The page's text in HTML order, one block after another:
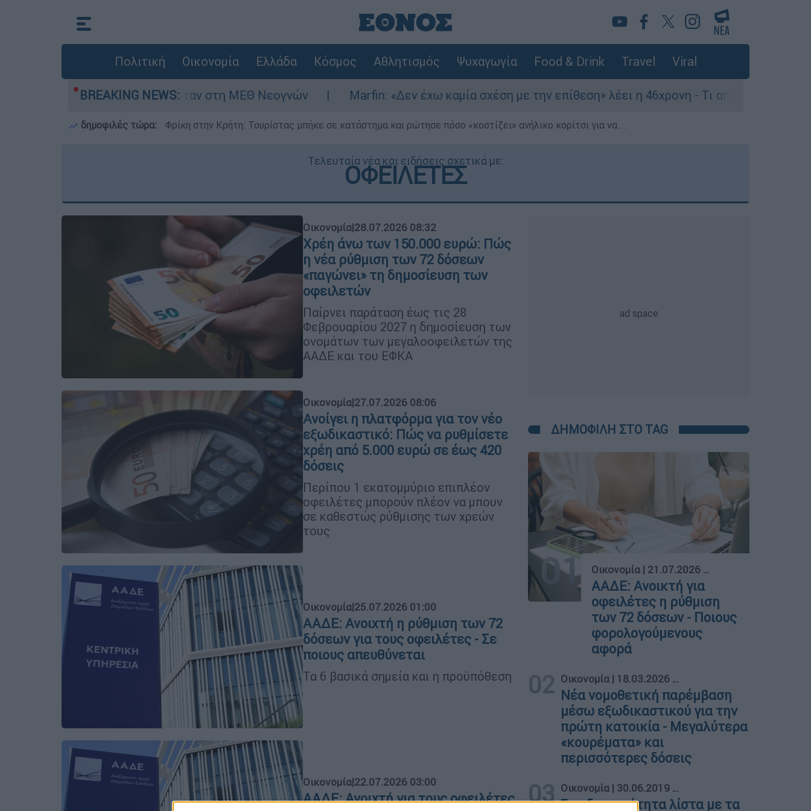
Πολιτική Οικονομία Ελλάδα Κόσμος Αθλητισμός Ψυχαγωγία Food & Drink Travel Viral
BREAKING NEWS:
- Νοσηλευόταν στη ΜΕΘ Νεογνών Marfin: «Δεν έχω καμία σχέση με την επίθεση» λέει η 46χρονη - Τι αποκάλυψε στους
δημοφιλές τώρα: Φρίκη στην Κρήτη: Τουρίστας μπήκε σε κατάστημα και ρώτησε πόσο «κοστίζει» ανήλικο κορίτσι για να...
Τελευταία νέα και ειδήσεις σχετικά με:
ΟΦΕΙΛΕΤΕΣ
Οικονομία|28.07.2026 08:32
Χρέη άνω των 150.000 ευρώ: Πώς
η νέα ρύθμιση των 72 δόσεων
«παγώνει» τη δημοσίευση των
οφειλετών
Παίρνει παράταση έως τις 28
Φεβρουαρίου 2027 η δημοσίευση των
ονομάτων των μεγαλοοφειλετών της
ΑΑΔΕ και του ΕΦΚΑ
Οικονομία|27.07.2026 08:06
Ανοίγει η πλατφόρμα για τον νέο
εξωδικαστικό: Πώς να ρυθμίσετε
χρέη από 5.000 ευρώ σε έως 420
δόσεις
Περίπου 1 εκατομμύριο επιπλέον
οφειλέτες μπορούν πλέον να μπουν
σε καθεστώς ρύθμισης των χρεών
τους
Οικονομία|25.07.2026 01:00
ΑΑΔΕ: Ανοιχτή η ρύθμιση των 72
δόσεων για τους οφειλέτες - Σε
ποιους απευθύνεται
Τα 6 βασικά σημεία και η προϋπόθεση
Οικονομία|22.07.2026 03:00
ΑΑΔΕ: Ανοιχτή για τους οφειλέτες
ΔΗΜΟΦΙΛΗ ΣΤΟ TAG
01 Οικονομία | 21.07.2026 04:00
ΑΑΔΕ: Ανοικτή για
οφειλέτες η ρύθμιση
των 72 δόσεων - Ποιους
φορολογούμενους
αφορά
02 Οικονομία | 18.03.2026 19:52
Νέα νομοθετική παρέμβαση
μέσω εξωδικαστικού για την
πρώτη κατοικία - Μεγαλύτερα
«κουρέματα» και
περισσότερες δόσεις
03 Οικονομία | 30.06.2019 15:01
Στη δημοσιότητα λίστα με τα